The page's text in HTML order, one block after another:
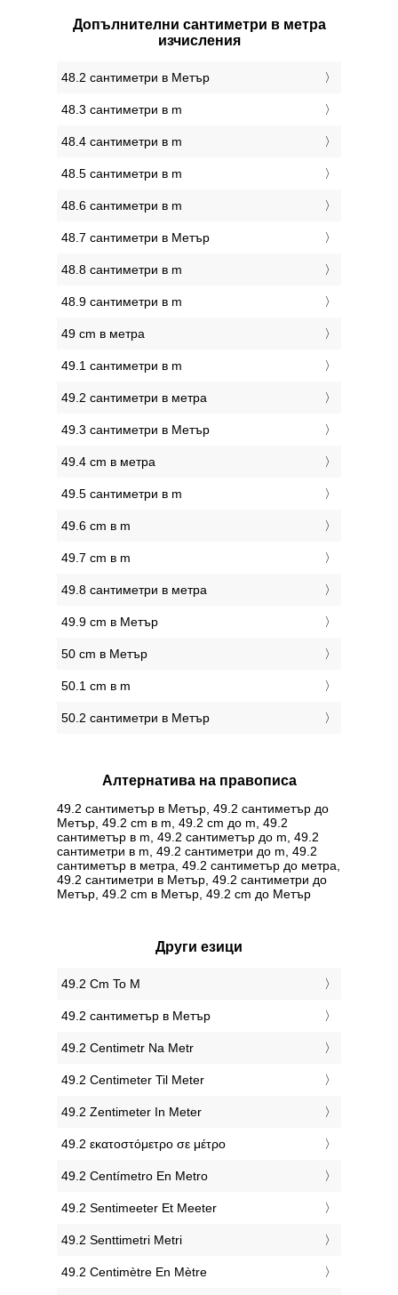
Допълнителни сантиметри в метра
изчисления
48.2 сантиметри в Метър
48.3 сантиметри в m
48.4 сантиметри в m
48.5 сантиметри в m
48.6 сантиметри в m
48.7 сантиметри в Метър
48.8 сантиметри в m
48.9 сантиметри в m
49 cm в метра
49.1 сантиметри в m
49.2 сантиметри в метра
49.3 сантиметри в Метър
49.4 cm в метра
49.5 сантиметри в m
49.6 cm в m
49.7 cm в m
49.8 сантиметри в метра
49.9 cm в Метър
50 cm в Метър
50.1 cm в m
50.2 сантиметри в Метър
Алтернатива на правописа
49.2 сантиметър в Метър, 49.2 сантиметър до
Метър, 49.2 cm в m, 49.2 cm до m, 49.2
сантиметър в m, 49.2 сантиметър до m, 49.2
сантиметри в m, 49.2 сантиметри до m, 49.2
сантиметър в метра, 49.2 сантиметър до метра,
49.2 сантиметри в Метър, 49.2 сантиметри до
Метър, 49.2 cm в Метър, 49.2 cm до Метър
Други езици
‎49.2 Cm To M
‎49.2 сантиметър в Метър
‎49.2 Centimetr Na Metr
‎49.2 Centimeter Til Meter
‎49.2 Zentimeter In Meter
‎49.2 εκατοστόμετρο σε μέτρο
‎49.2 Centímetro En Metro
‎49.2 Sentimeeter Et Meeter
‎49.2 Senttimetri Metri
‎49.2 Centimètre En Mètre